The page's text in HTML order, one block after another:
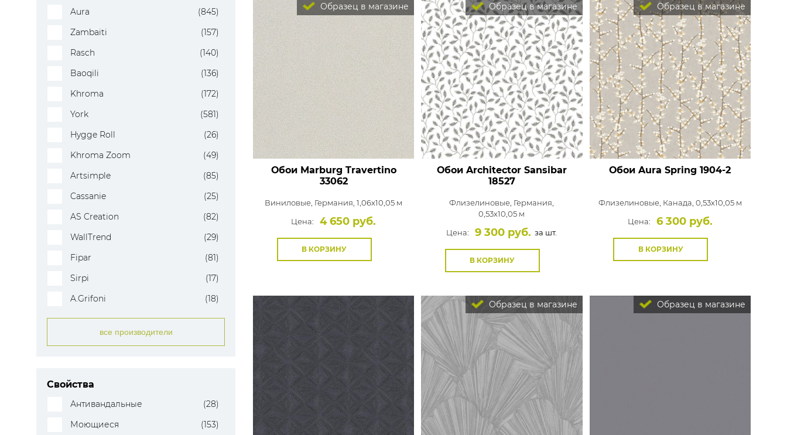
Aura
(845)
Zambaiti
(157)
Rasch
(140)
Baoqili
(136)
Khroma
(172)
York
(581)
Hygge Roll
(26)
Khroma Zoom
(49)
Artsimple
(85)
Cassanie
(25)
AS Creation
(82)
WallTrend
(29)
Fipar
(81)
Sirpi
(17)
A.Grifoni
(18)
все производители
Свойства
Антивандальные
(28)
Моющиеся
(153)
Образец в магазине
Обои Marburg Travertino
33062
Виниловые, Германия, 1,06x10,05 м
Цена:
4 650 руб.
В КОРЗИНУ
Образец в магазине
Обои Architector Sansibar
18527
Флизелиновые, Германия,
0,53x10,05 м
Цена:
9 300 руб. за шт.
В КОРЗИНУ
Образец в магазине
Обои Aura Spring 1904-2
Флизелиновые, Канада, 0,53x10,05 м
Цена:
6 300 руб.
В КОРЗИНУ
Образец в магазине Образец в магазине